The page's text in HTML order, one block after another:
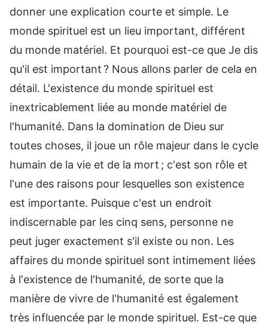
donner une explication courte et simple. Le
monde spirituel est un lieu important, différent
du monde matériel. Et pourquoi est-ce que Je dis
qu'il est important ? Nous allons parler de cela en
détail. L'existence du monde spirituel est
inextricablement liée au monde matériel de
l'humanité. Dans la domination de Dieu sur
toutes choses, il joue un rôle majeur dans le cycle
humain de la vie et de la mort ; c'est son rôle et
l'une des raisons pour lesquelles son existence
est importante. Puisque c'est un endroit
indiscernable par les cinq sens, personne ne
peut juger exactement s'il existe ou non. Les
affaires du monde spirituel sont intimement liées
à l'existence de l'humanité, de sorte que la
manière de vivre de l'humanité est également
très influencée par le monde spirituel. Est-ce que